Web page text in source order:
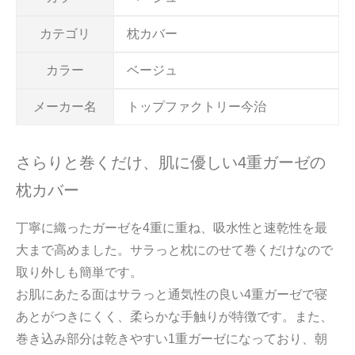
カテゴリ 枕カバー
カラー ベージュ
メーカー名 トップファクトリー今治
さらりと巻くだけ、肌に優しい4重ガーゼの
枕カバー
丁寧に織ったガーゼを4重に重ね、吸水性と速乾性を最
大まで高めました。サラっと枕にのせて巻くだけなので
取り外しも簡単です。
お肌にあたる面はサラっと通気性の良い4重ガーゼで寝
あとがつきにくく、柔らかな手触りが特徴です。また、
巻き込み部分は乾きやすい1重ガーゼになっており、朝